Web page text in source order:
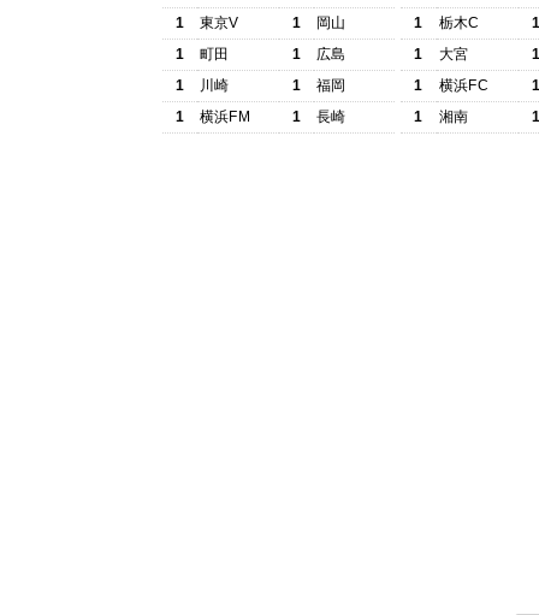
1
東京V 1
岡山
1
町田 1
広島
1
川崎 1
福岡
1
横浜FM 1 長崎
1
栃木C
1
大宮
1
横浜FC
1
湘南